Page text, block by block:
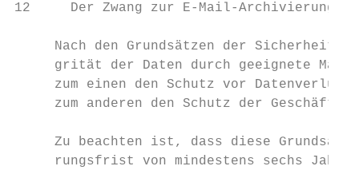
12     Der Zwang zur E-Mail-Archivierung
Nach den Grundsätzen der Sicherheit
grität der Daten durch geeignete
zum einen den Schutz vor
zum anderen den Schutz der
Zu beachten ist, dass diese
rungsfrist von mindestens sechs